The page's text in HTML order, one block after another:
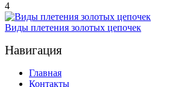
4
Виды плетения золотых цепочек
Навигация
Главная
Контакты